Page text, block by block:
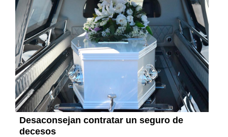
Desaconsejan contratar un seguro de
decesos